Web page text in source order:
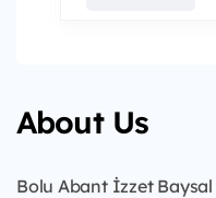
About Us
Bolu Abant İzzet